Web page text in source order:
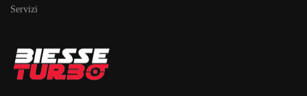
Servizi